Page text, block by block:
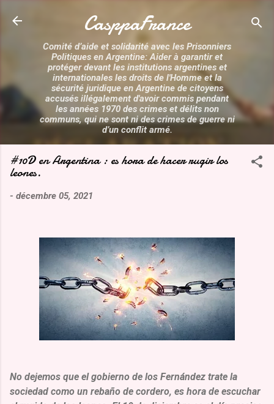
Accéder au contenu principal
CasppaFrance
Comité d’aide et solidarité avec les Prisonniers
Politiques en Argentine: Aider à garantir et
protéger devant les institutions argentines et
internationales les droits de l'Homme et la
sécurité juridique en Argentine de citoyens
accusés illégalement d'avoir commis pendant
les années 1970 des crimes et délits non
communs, qui ne sont ni des crimes de guerre ni
d’un conflit armé.
#10D en Argentina : es hora de hacer rugir los
leones.
- décembre 05, 2021
No dejemos que el gobierno de los Fernández trate la
sociedad como un rebaño de cordero, es hora de escuchar